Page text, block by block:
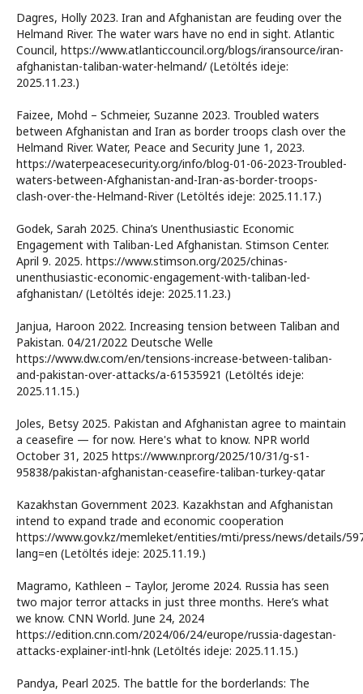
Dagres, Holly 2023. Iran and Afghanistan are feuding over the
Helmand River. The water wars have no end in sight. Atlantic
Council, https://www.atlanticcouncil.org/blogs/iransource/iran-
afghanistan-taliban-water-helmand/ (Letöltés ideje:
2025.11.23.)
Faizee, Mohd – Schmeier, Suzanne 2023. Troubled waters
between Afghanistan and Iran as border troops clash over the
Helmand River. Water, Peace and Security June 1, 2023.
https://waterpeacesecurity.org/info/blog-01-06-2023-Troubled-
waters-between-Afghanistan-and-Iran-as-border-troops-
clash-over-the-Helmand-River (Letöltés ideje: 2025.11.17.)
Godek, Sarah 2025. China’s Unenthusiastic Economic
Engagement with Taliban-Led Afghanistan. Stimson Center.
April 9. 2025. https://www.stimson.org/2025/chinas-
unenthusiastic-economic-engagement-with-taliban-led-
afghanistan/ (Letöltés ideje: 2025.11.23.)
Janjua, Haroon 2022. Increasing tension between Taliban and
Pakistan. 04/21/2022 Deutsche Welle
https://www.dw.com/en/tensions-increase-between-taliban-
and-pakistan-over-attacks/a-61535921 (Letöltés ideje:
2025.11.15.)
Joles, Betsy 2025. Pakistan and Afghanistan agree to maintain
a ceasefire — for now. Here's what to know. NPR world
October 31, 2025 https://www.npr.org/2025/10/31/g-s1-
95838/pakistan-afghanistan-ceasefire-taliban-turkey-qatar
Kazakhstan Government 2023. Kazakhstan and Afghanistan
intend to expand trade and economic cooperation
https://www.gov.kz/memleket/entities/mti/press/news/details/
lang=en (Letöltés ideje: 2025.11.19.)
Magramo, Kathleen – Taylor, Jerome 2024. Russia has seen
two major terror attacks in just three months. Here’s what
we know. CNN World. June 24, 2024
https://edition.cnn.com/2024/06/24/europe/russia-dagestan-
attacks-explainer-intl-hnk (Letöltés ideje: 2025.11.15.)
Pandya, Pearl 2025. The battle for the borderlands: The